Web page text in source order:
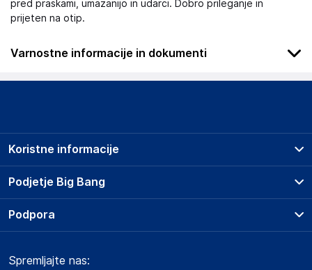
pred praskami, umazanijo in udarci. Dobro prileganje in
prijeten na otip.
Varnostne informacije in dokumenti
Podatki o proizvajalcu
Samsung Electronics Austria GmbH
Austria
Gospodarski subjekt s sedežem v EU, ki zagotavlja skladnost
Podjetje Big Bang
O podjetju
Obvestila za javnost
Koristne informacije
Prodajna mesta
Storitve
Dostava, vnos in odvoz
Podpora
Marketplace
Spremljajte nas: